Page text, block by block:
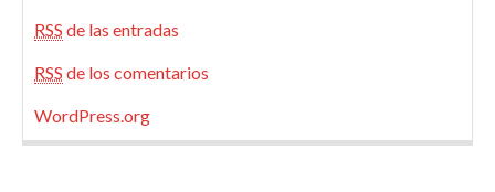
RSS de las entradas
RSS de los comentarios
WordPress.org